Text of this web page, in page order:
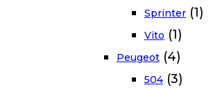
Sprinter (1)
Vito (1)
Peugeot (4)
504 (3)